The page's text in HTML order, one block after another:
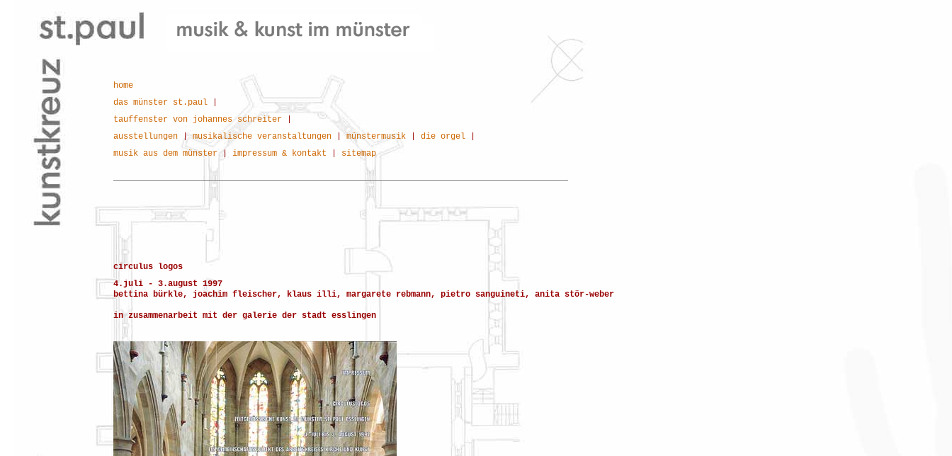
home
das münster st.paul
tauffenster von johannes schreiter
ausstellungen |musikalische veranstaltungen |münstermusik die orgel
musik aus dem münster| impressum & kontakt sitemap
circulus logos
4.juli - 3.august 1997
bettina bürkle, joachim fleischer, klaus illi, margarete rebmann, pietro sanguineti, anita stör-weber
in zusammenarbeit mit der galerie der stadt esslingen